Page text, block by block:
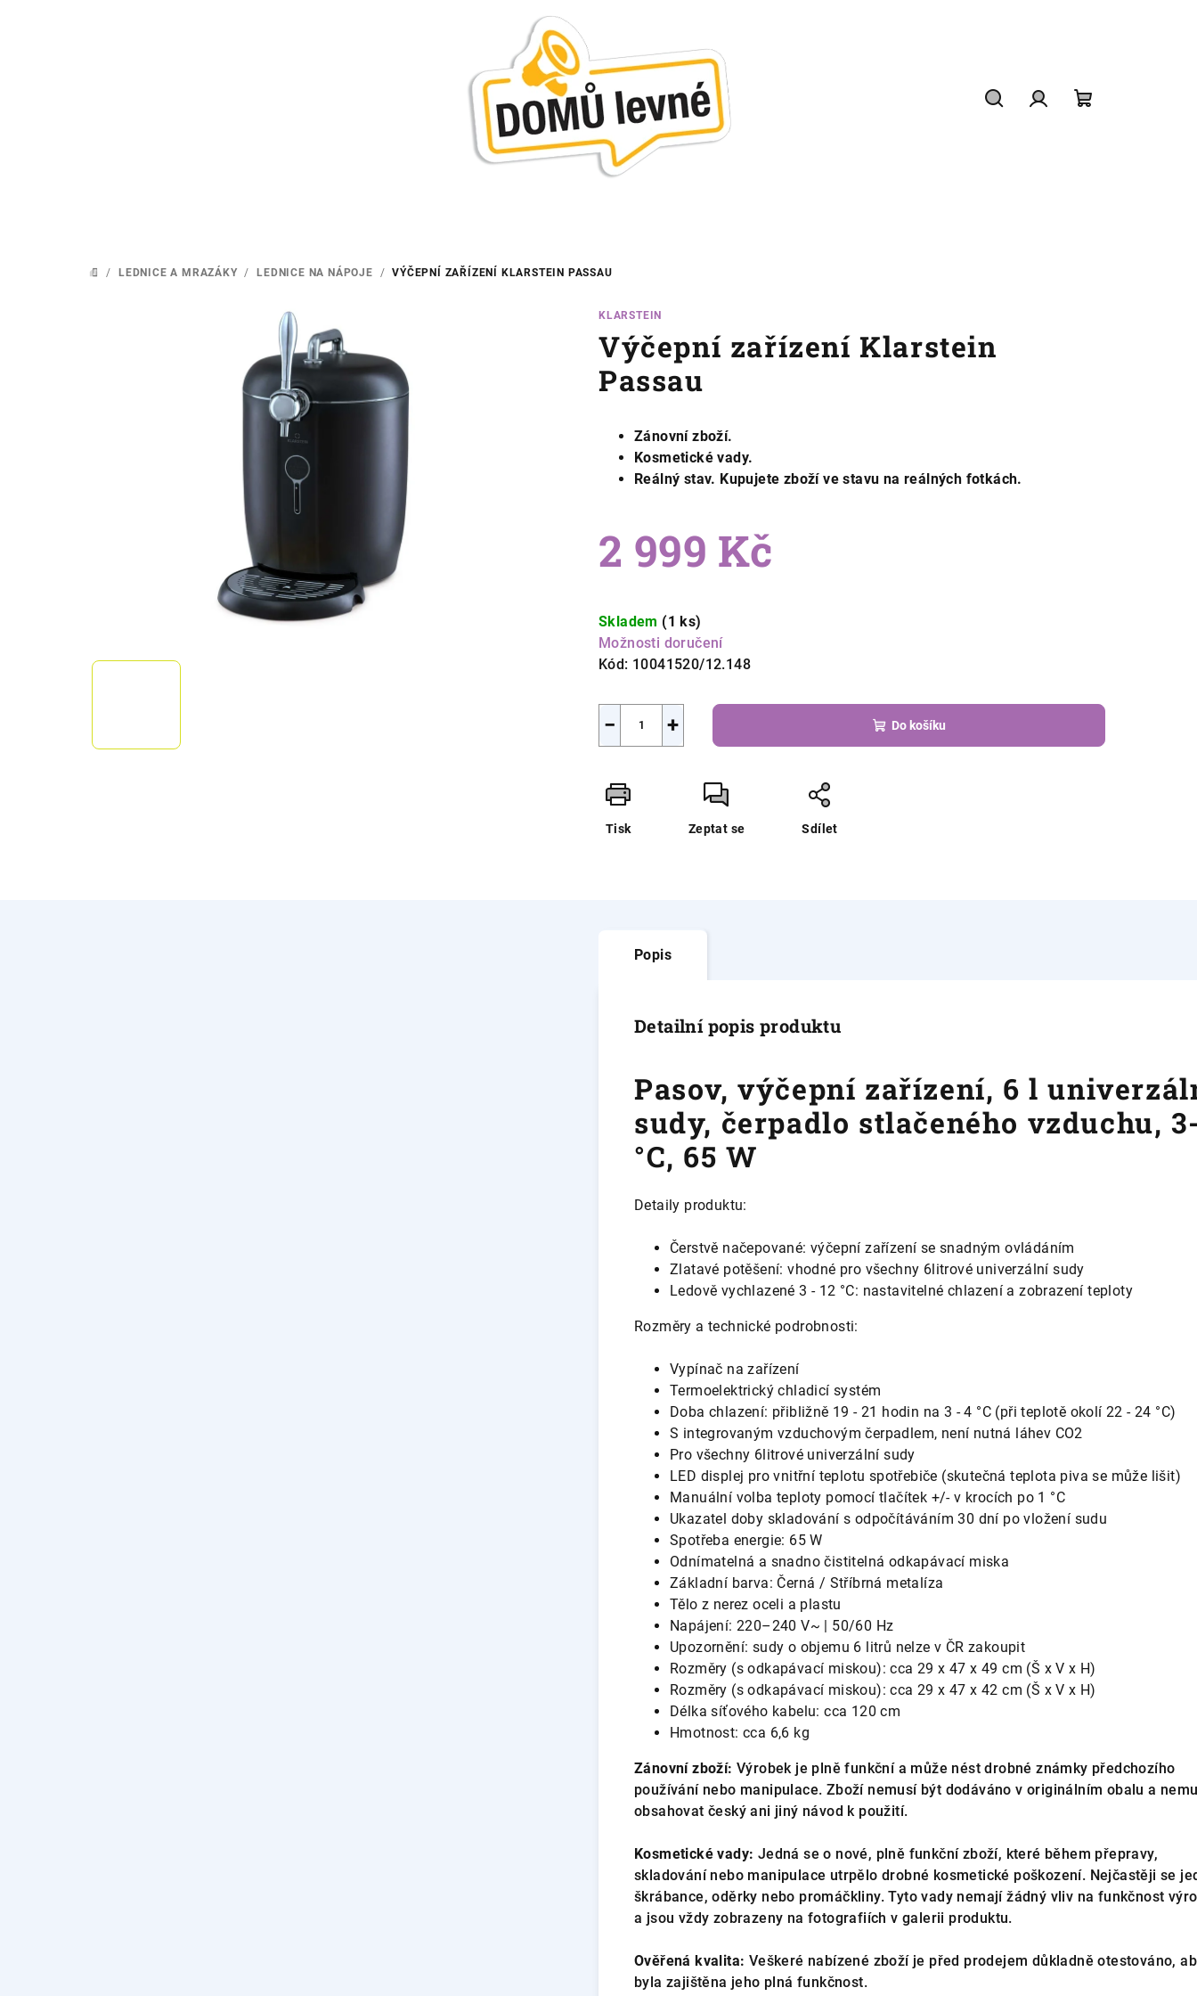
DOMŮ
/ LEDNICE A MRAZÁKY / LEDNICE NA NÁPOJE / VÝČEPNÍ ZAŘÍZENÍ KLARSTEIN PASSAU
KLARSTEIN
Výčepní zařízení Klarstein
Passau
Zánovní zboží.
Kosmetické vady.
Reálný stav. Kupujete zboží ve stavu na reálných fotkách.
2 999 Kč
cena:
Skladem (1 ks)
Možnosti doručení
Kód: 10041520/12.148
+
− Do košíku
Tisk Zeptat se Sdílet
Popis
Detailní popis produktu
Pasov, výčepní zařízení, 6 l
sudy, čerpadlo stlačeného vzduchu,
°C, 65 W
Detaily produktu:
Čerstvě načepované: výčepní zařízení se snadným ovládáním
Zlatavé potěšení: vhodné pro všechny 6litrové univerzální sudy
Ledově vychlazené 3 - 12 °C: nastavitelné chlazení a zobrazení teploty
Rozměry a technické podrobnosti:
Vypínač na zařízení
Termoelektrický chladicí systém
Doba chlazení: přibližně 19 - 21 hodin na 3 - 4 °C (při teplotě okolí 22 - 24 °C)
S integrovaným vzduchovým čerpadlem, není nutná láhev CO2
Pro všechny 6litrové univerzální sudy
LED displej pro vnitřní teplotu spotřebiče (skutečná teplota piva se může lišit)
Manuální volba teploty pomocí tlačítek +/- v krocích po 1 °C
Ukazatel doby skladování s odpočítáváním 30 dní po vložení sudu
Spotřeba energie: 65 W
Odnímatelná a snadno čistitelná odkapávací miska
Základní barva: Černá / Stříbrná metalíza
Tělo z nerez oceli a plastu
Napájení: 220–240 V~ | 50/60 Hz
Upozornění: sudy o objemu 6 litrů nelze v ČR zakoupit
Rozměry (s odkapávací miskou): cca 29 x 47 x 49 cm (Š x V x H)
Rozměry (s odkapávací miskou): cca 29 x 47 x 42 cm (Š x V x H)
Délka síťového kabelu: cca 120 cm
Hmotnost: cca 6,6 kg
Zánovní zboží: Výrobek je plně funkční a může nést drobné známky předchozího
používání nebo manipulace. Zboží nemusí být dodáváno v originálním obalu a
obsahovat český ani jiný návod k použití.
Kosmetické vady: Jedná se o nové, plně funkční zboží, které během přepravy,
skladování nebo manipulace utrpělo drobné kosmetické poškození. Nejčastěji se
škrábance, oděrky nebo promáčkliny. Tyto vady nemají žádný vliv na funkčnost
a jsou vždy zobrazeny na fotografiích v galerii produktu.
Ověřená kvalita: Veškeré nabízené zboží je před prodejem důkladně otestováno,
byla zajištěna jeho plná funkčnost.